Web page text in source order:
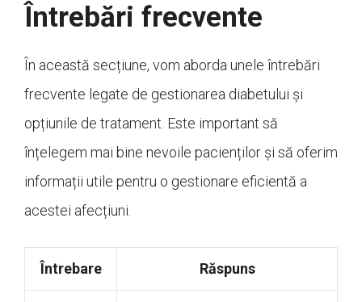
Întrebări frecvente
În această secțiune, vom aborda unele întrebări
frecvente legate de gestionarea diabetului și
opțiunile de tratament. Este important să
înțelegem mai bine nevoile pacienților și să oferim
informații utile pentru o gestionare eficientă a
acestei afecțiuni.
Întrebare Răspuns